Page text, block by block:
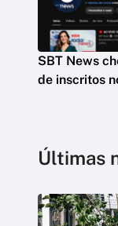
SBT News
de inscritos
Últimas